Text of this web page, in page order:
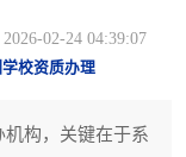
02-24 04:39:07
校资质办理
构，关键在于系